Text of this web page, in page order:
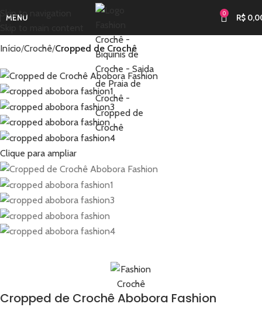
Skip to navigation
MENU 0 R$
Início Crochê Cropped de Crochê
Clique para ampliar
Cropped de Crochê Abobora Fashion